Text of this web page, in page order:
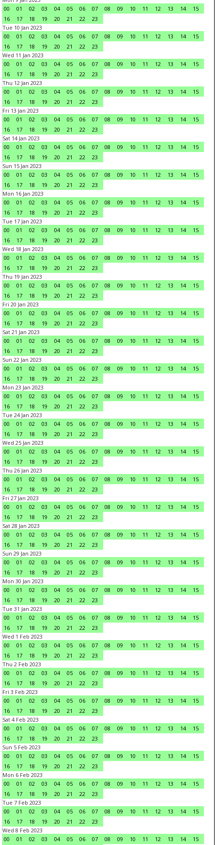
00
01 02 03 04 05 06 07 08 09 10 11 12 13 14
15
16
17 18 19 20 21 22
23
Tue 10 Jan 2023
00
01 02 03 04 05 06 07 08 09 10 11 12 13 14
15
16
17 18 19 20 21 22
23
Wed 11 Jan 2023
00
01 02 03 04 05 06 07 08 09 10 11 12 13 14
15
16
17 18 19 20 21 22
23
Thu 12 Jan 2023
00
01 02 03 04 05 06 07 08 09 10 11 12 13 14
15
16
17 18 19 20 21 22
23
Fri 13 Jan 2023
00
01 02 03 04 05 06 07 08 09 10 11 12 13 14
15
16
17 18 19 20 21 22
23
Sat 14 Jan 2023
00
01 02 03 04 05 06 07 08 09 10 11 12 13 14
15
16
17 18 19 20 21 22
23
Sun 15 Jan 2023
00
01 02 03 04 05 06 07 08 09 10 11 12 13 14
15
16
17 18 19 20 21 22
23
Mon 16 Jan 2023
00
01 02 03 04 05 06 07 08 09 10 11 12 13 14
15
16
17 18 19 20 21 22
23
Tue 17 Jan 2023
00
01 02 03 04 05 06 07 08 09 10 11 12 13 14
15
16
17 18 19 20 21 22
23
Wed 18 Jan 2023
00
01 02 03 04 05 06 07 08 09 10 11 12 13 14
15
16
17 18 19 20 21 22
23
Thu 19 Jan 2023
00
01 02 03 04 05 06 07 08 09 10 11 12 13 14
15
16
17 18 19 20 21 22
23
Fri 20 Jan 2023
00
01 02 03 04 05 06 07 08 09 10 11 12 13 14
15
16
17 18 19 20 21 22
23
Sat 21 Jan 2023
00
01 02 03 04 05 06 07 08 09 10 11 12 13 14
15
16
17 18 19 20 21 22
23
Sun 22 Jan 2023
00
01 02 03 04 05 06 07 08 09 10 11 12 13 14
15
16
17 18 19 20 21 22
23
Mon 23 Jan 2023
00
01 02 03 04 05 06 07 08 09 10 11 12 13 14
15
16
17 18 19 20 21 22
23
Tue 24 Jan 2023
00
01 02 03 04 05 06 07 08 09 10 11 12 13 14
15
16
17 18 19 20 21 22
23
Wed 25 Jan 2023
00
01 02 03 04 05 06 07 08 09 10 11 12 13 14
15
16
17 18 19 20 21 22
23
Thu 26 Jan 2023
00
01 02 03 04 05 06 07 08 09 10 11 12 13 14
15
16
17 18 19 20 21 22
23
Fri 27 Jan 2023
00
01 02 03 04 05 06 07 08 09 10 11 12 13 14
15
16
17 18 19 20 21 22
23
Sat 28 Jan 2023
00
01 02 03 04 05 06 07 08 09 10 11 12 13 14
15
16
17 18 19 20 21 22
23
Sun 29 Jan 2023
00
01 02 03 04 05 06 07 08 09 10 11 12 13 14
15
16
17 18 19 20 21 22
23
Mon 30 Jan 2023
00
01 02 03 04 05 06 07 08 09 10 11 12 13 14
15
16
17 18 19 20 21 22
23
Tue 31 Jan 2023
00
01 02 03 04 05 06 07 08 09 10 11 12 13 14
15
16
17 18 19 20 21 22
23
Wed 1 Feb 2023
00
01 02 03 04 05 06 07 08 09 10 11 12 13 14
15
16
17 18 19 20 21 22
23
Thu 2 Feb 2023
00
01 02 03 04 05 06 07 08 09 10 11 12 13 14
15
16
17 18 19 20 21 22
23
Fri 3 Feb 2023
00
01 02 03 04 05 06 07 08 09 10 11 12 13 14
15
16
17 18 19 20 21 22
23
Sat 4 Feb 2023
00
01 02 03 04 05 06 07 08 09 10 11 12 13 14
15
16
17 18 19 20 21 22
23
Sun 5 Feb 2023
00
01 02 03 04 05 06 07 08 09 10 11 12 13 14
15
16
17 18 19 20 21 22
23
Mon 6 Feb 2023
00
01 02 03 04 05 06 07 08 09 10 11 12 13 14
15
16
17 18 19 20 21 22
23
Tue 7 Feb 2023
00
01 02 03 04 05 06 07 08 09 10 11 12 13 14
15
16
17 18 19 20 21 22
23
Wed 8 Feb 2023
00
01 02 03 04 05 06 07 08 09 10 11 12 13 14
15